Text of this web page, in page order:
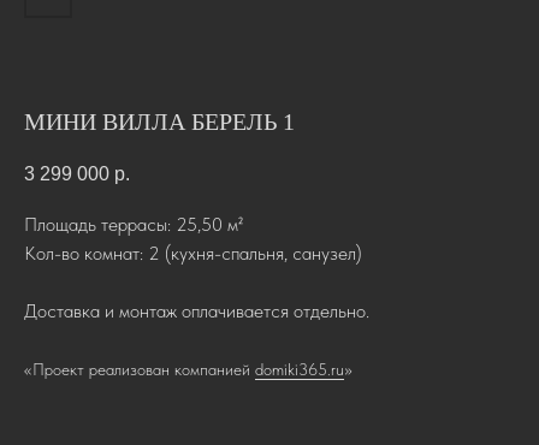
МИНИ ВИЛЛА БЕРЕЛЬ 1
3 299 000 р.
Площадь террасы: 25,50 м²
Кол-во комнат: 2 (кухня-спальня, санузел)
Доставка и монтаж оплачивается отдельно.
«Проект реализован компанией domiki365.ru»